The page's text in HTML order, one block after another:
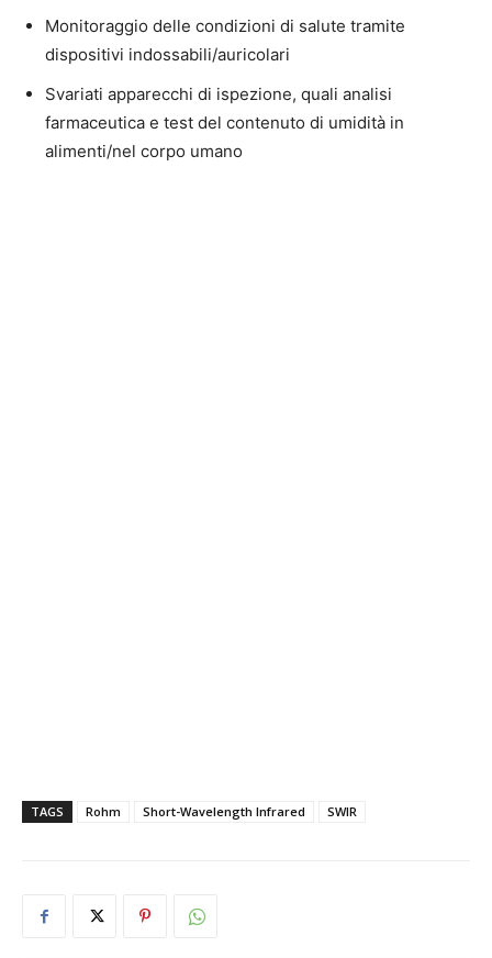
Monitoraggio delle condizioni di salute tramite
dispositivi indossabili/auricolari
Svariati apparecchi di ispezione, quali analisi
farmaceutica e test del contenuto di umidità in
alimenti/nel corpo umano
TAGS Rohm Short-Wavelength Infrared SWIR